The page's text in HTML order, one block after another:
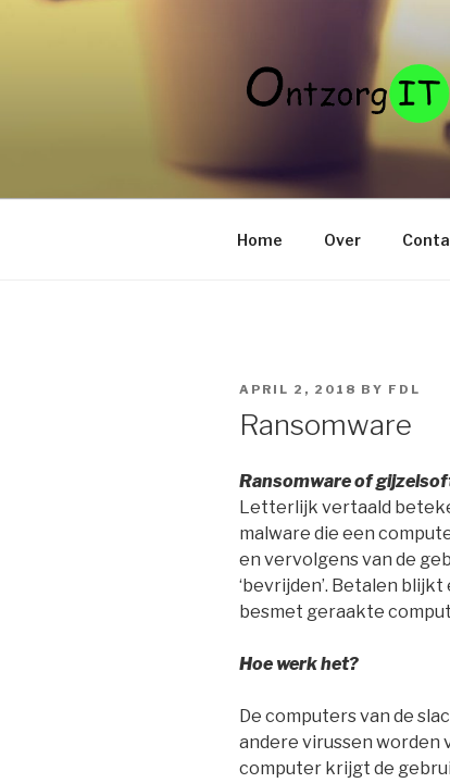
Home Over
POSTED
ON
APRIL 2, 2018 BY FDL
Ransomware
Ransomware of
Letterlijk vertaald
malware die een
en vervolgens van de
‘bevrijden’. Betalen
besmet geraakte
Hoe werk het?
De computers van de
andere virussen worden
computer krijgt de